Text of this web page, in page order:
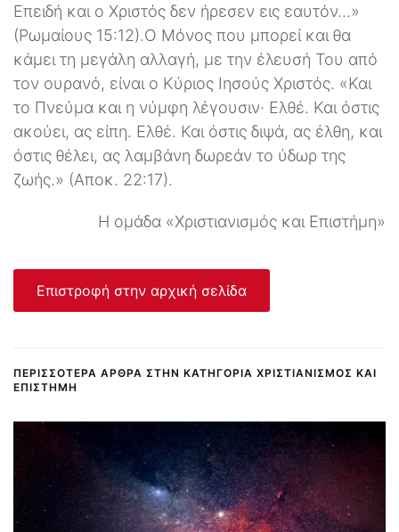
Επειδή και ο Χριστός δεν ήρεσεν εις εαυτόν...»
(Ρωμαίους 15:12).Ο Μόνος που μπορεί και θα
κάμει τη μεγάλη αλλαγή, με την έλευσή Του από
τον ουρανό, είναι ο Κύριος Ιησούς Χριστός. «Και
το Πνεύμα και η νύμφη λέγουσιν· Ελθέ. Και όστις
ακούει, ας είπη. Ελθέ. Και όστις διψά, ας έλθη, και
όστις θέλει, ας λαμβάνη δωρεάν το ύδωρ της
ζωής.» (Αποκ. 22:17).
Η ομάδα «Χριστιανισμός και Επιστήμη»
Επιστροφή στην αρχική σελίδα
ΠΕΡΙΣΣΌΤΕΡΑ ΆΡΘΡΑ ΣΤΗΝ ΚΑΤΗΓΟΡΊΑ ΧΡΙΣΤΙΑΝΙΣΜΌΣ ΚΑΙ
ΕΠΙΣΤΉΜΗ